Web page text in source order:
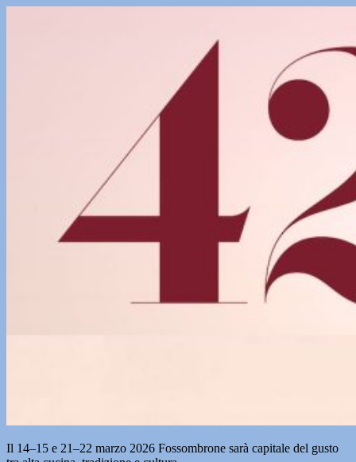
Il 14–15 e 21–22 marzo 2026 Fossombrone sarà capitale del gusto